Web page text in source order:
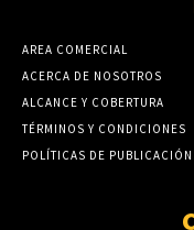
AREA COMERCIAL
ACERCA DE NOSOTROS
ALCANCE Y COBERTURA
TÉRMINOS Y CONDICIONES
POLÍTICAS DE PUBLICACIÓN